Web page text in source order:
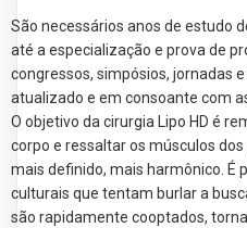
São necessários anos de estudo
até a especialização e prova de
congressos, simpósios, jornadas
atualizado e em consoante com
O objetivo da cirurgia Lipo HD é
corpo e ressaltar os músculos
mais definido, mais harmônico. É
culturais que tentam burlar a
são rapidamente cooptados,